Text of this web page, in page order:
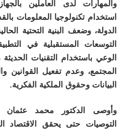
والمهارات لدى العاملين
استخدام تكنولوجيا المعلومات
الدولة، وضعف البنية التحتية
التوسعات المستقبلية في
الوعي باستخدام التقنيات
المجتمع، وعدم تفعيل القوانين
البيانات وحقوق الملكية الفكرية.
وأوصى الدكتور محمد
التوصيات حتى يحقق الاقتصاد